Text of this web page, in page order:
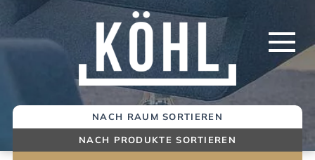
Springe
zum
Inhalt
NACH RAUM SORTIEREN
NACH PRODUKTE SORTIEREN